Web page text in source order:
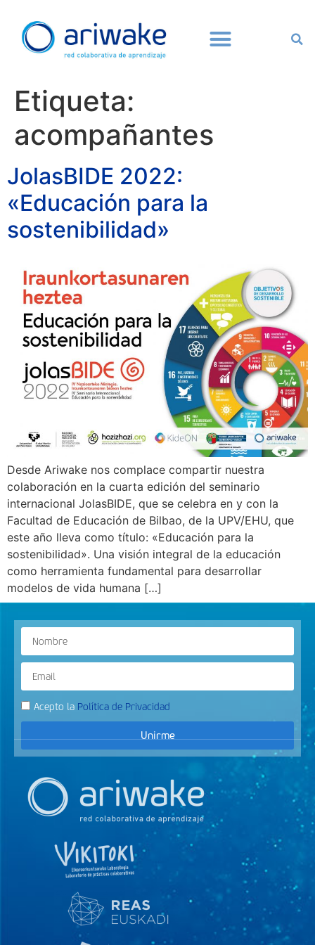
Etiqueta:
acompañantes
JolasBIDE 2022:
«Educación para la
sostenibilidad»
Desde Ariwake nos complace compartir nuestra
colaboración en la cuarta edición del seminario
internacional JolasBIDE, que se celebra en y con la
Facultad de Educación de Bilbao, de la UPV/EHU, que
este año lleva como título: «Educación para la
sostenibilidad». Una visión integral de la educación
como herramienta fundamental para desarrollar
modelos de vida humana […]
Acepto la Política de Privacidad
Unirme